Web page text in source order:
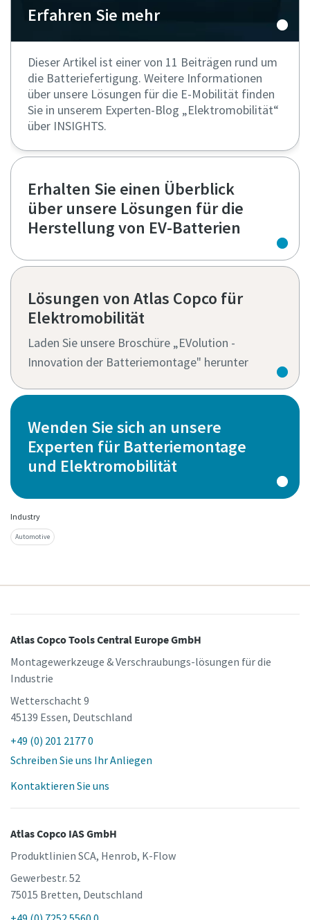
Erfahren Sie mehr
Dieser Artikel ist einer von 11 Beiträgen rund um
die Batteriefertigung. Weitere Informationen
über unsere Lösungen für die E-Mobilität finden
Sie in unserem Experten-Blog „Elektromobilität“
über INSIGHTS.
Erhalten Sie einen Überblick
über unsere Lösungen für die
Herstellung von EV-Batterien
Lösungen von Atlas Copco für
Elektromobilität
Laden Sie unsere Broschüre „EVolution -
Innovation der Batteriemontage" herunter
Wenden Sie sich an unsere
Experten für Batteriemontage
und Elektromobilität
Industry
Automotive
Atlas Copco Tools Central Europe GmbH
Montagewerkzeuge & Verschraubungs-lösungen für die
Industrie
Wetterschacht 9
45139 Essen, Deutschland
+49 (0) 201 2177 0
Schreiben Sie uns Ihr Anliegen
Kontaktieren Sie uns
Atlas Copco IAS GmbH
Produktlinien SCA, Henrob, K-Flow
Gewerbestr. 52
75015 Bretten, Deutschland